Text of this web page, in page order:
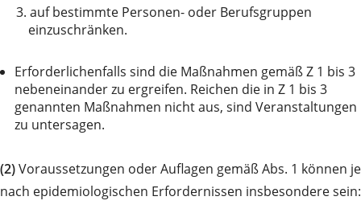
3. auf bestimmte Personen- oder Berufsgruppen
einzuschränken.
Erforderlichenfalls sind die Maßnahmen gemäß Z 1 bis 3
nebeneinander zu ergreifen. Reichen die in Z 1 bis 3
genannten Maßnahmen nicht aus, sind Veranstaltungen
zu untersagen.
(2)Voraussetzungen oder Auflagen gemäß Abs. 1 können je
nach epidemiologischen Erfordernissen insbesondere sein: